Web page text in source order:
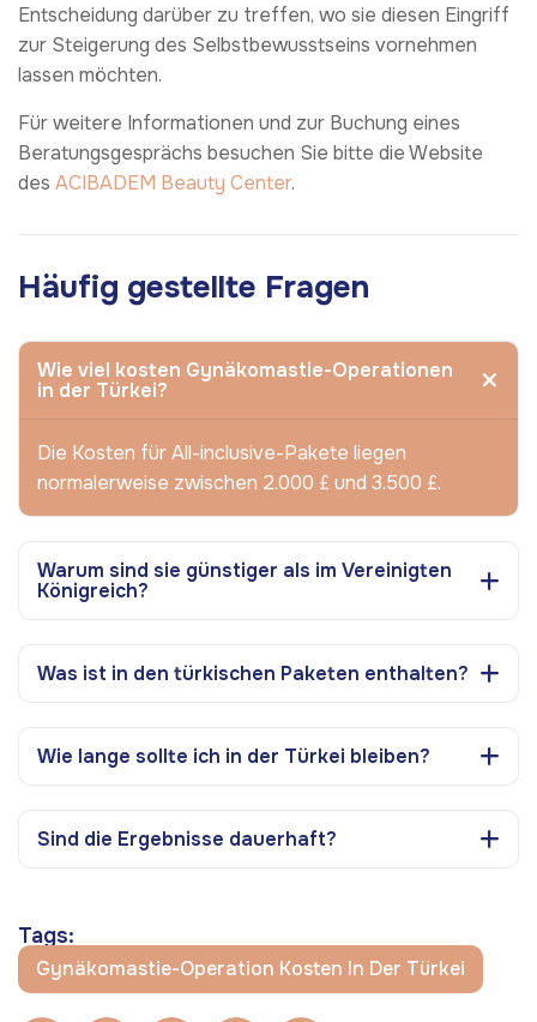
Entscheidung darüber zu treffen, wo sie diesen Eingriff
zur Steigerung des Selbstbewusstseins vornehmen
lassen möchten.
Für weitere Informationen und zur Buchung eines
Beratungsgesprächs besuchen Sie bitte die Website
des ACIBADEM Beauty Center.
Häufig gestellte Fragen
Wie viel kosten Gynäkomastie-Operationen
in der Türkei?
Die Kosten für All-inclusive-Pakete liegen
normalerweise zwischen 2.000 £ und 3.500 £.
Warum sind sie günstiger als im Vereinigten
Königreich?
Was ist in den türkischen Paketen enthalten?
Wie lange sollte ich in der Türkei bleiben?
Sind die Ergebnisse dauerhaft?
Tags:
Gynäkomastie-Operation Kosten In Der Türkei